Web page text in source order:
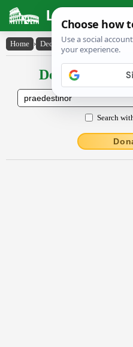
Latin
Home › Declensions / Conjugations
Declensions /
Search